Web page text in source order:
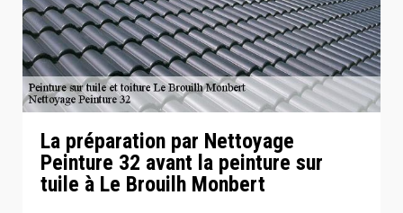
La préparation par Nettoyage
Peinture 32 avant la peinture sur
tuile à Le Brouilh Monbert